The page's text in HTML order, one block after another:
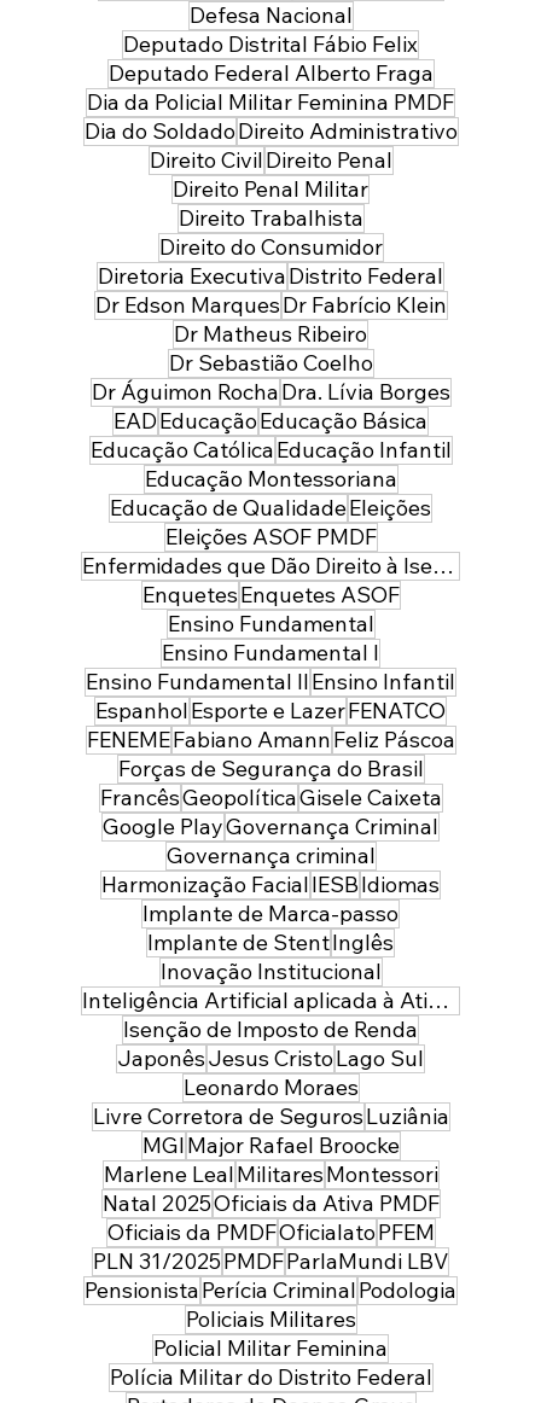
Defesa Nacional
Deputado Distrital Fábio Felix
Deputado Federal Alberto Fraga
Dia da Policial Militar Feminina PMDF
Dia do SoldadoDireito Administrativo
Direito CivilDireito Penal
Direito Penal Militar
Direito Trabalhista
Direito do Consumidor
Diretoria ExecutivaDistrito Federal
Dr Edson MarquesDr Fabrício Klein
Dr Matheus Ribeiro
Dr Sebastião Coelho
Dr Águimon RochaDra. Lívia Borges
EADEducaçãoEducação Básica
Educação CatólicaEducação Infantil
Educação Montessoriana
Educação de QualidadeEleições
Eleições ASOF PMDF
Enfermidades que Dão Direito à Isenção de Imposto de Renda
EnquetesEnquetes ASOF
Ensino Fundamental
Ensino Fundamental I
Ensino Fundamental IIEnsino Infantil
EspanholEsporte e LazerFENATCO
FENEMEFabiano AmannFeliz Páscoa
Forças de Segurança do Brasil
FrancêsGeopolíticaGisele Caixeta
Google PlayGovernança Criminal
Governança criminal
Harmonização FacialIESBIdiomas
Implante de Marca-passo
Implante de StentInglês
Inovação Institucional
Inteligência Artificial aplicada à Atividade Policial
Isenção de Imposto de Renda
JaponêsJesus CristoLago Sul
Leonardo Moraes
Livre Corretora de SegurosLuziânia
MGIMajor Rafael Broocke
Marlene LealMilitaresMontessori
Natal 2025Oficiais da Ativa PMDF
Oficiais da PMDFOficialatoPFEM
PLN 31/2025PMDFParlaMundi LBV
PensionistaPerícia CriminalPodologia
Policiais Militares
Policial Militar Feminina
Polícia Militar do Distrito Federal